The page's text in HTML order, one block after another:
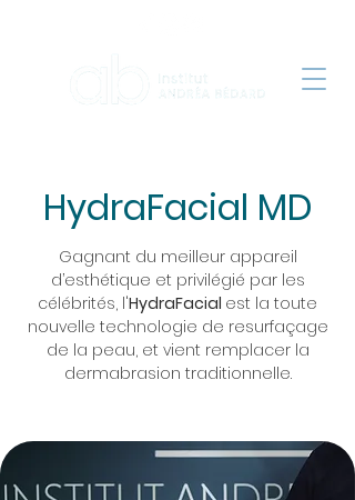
HydraFacial MD
Gagnant du meilleur appareil
d’esthétique et privilégié par les
célébrités, l'HydraFacial est la toute
nouvelle technologie de resurfaçage
de la peau, et vient remplacer la
dermabrasion traditionnelle.